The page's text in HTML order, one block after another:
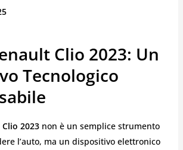
Clio 2023: Un
Tecnologico
2023non è un semplice strumento
l’auto, ma un dispositivo elettronico